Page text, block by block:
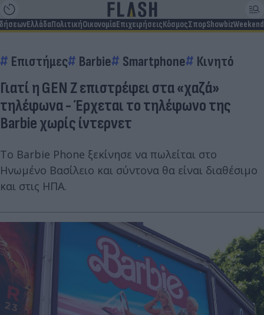
ΕλλάδαΠολιτικήΟικονομίαΕπιχειρήσειςΚόσμοςΣπορShowbizWeekend
Επιστήμες Barbie Smartphone Κινητό
Γιατί η GEN Z επιστρέφει στα «χαζά»
τηλέφωνα - Έρχεται το τηλέφωνο της
Barbie χωρίς ίντερνετ
Το Barbie Phone ξεκίνησε να πωλείται στο
Ηνωμένο Βασίλειο και σύντονα θα είναι διαθέσιμο
και στις ΗΠΑ.